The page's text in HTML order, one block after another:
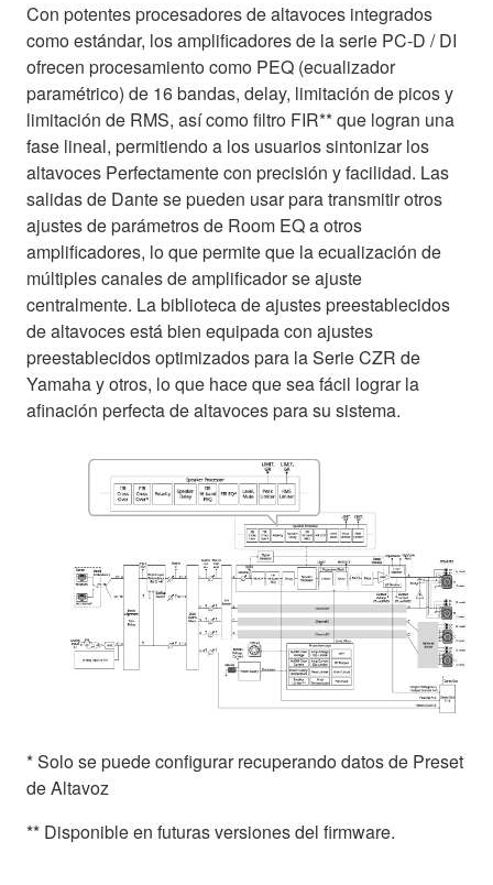
Con potentes procesadores de altavoces integrados
como estándar, los amplificadores de la serie PC-D / DI
ofrecen procesamiento como PEQ (ecualizador
paramétrico) de 16 bandas, delay, limitación de picos y
limitación de RMS, así como filtro FIR** que logran una
fase lineal, permitiendo a los usuarios sintonizar los
altavoces Perfectamente con precisión y facilidad. Las
salidas de Dante se pueden usar para transmitir otros
ajustes de parámetros de Room EQ a otros
amplificadores, lo que permite que la ecualización de
múltiples canales de amplificador se ajuste
centralmente. La biblioteca de ajustes preestablecidos
de altavoces está bien equipada con ajustes
preestablecidos optimizados para la Serie CZR de
Yamaha y otros, lo que hace que sea fácil lograr la
afinación perfecta de altavoces para su sistema.
* Solo se puede configurar recuperando datos de Preset
de Altavoz
** Disponible en futuras versiones del firmware.